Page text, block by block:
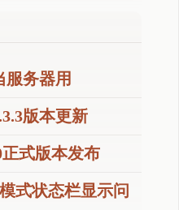
服务器用
版本更新
式版本发布
式状态栏显示问